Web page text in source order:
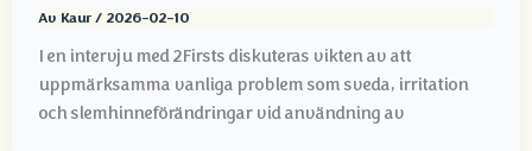
Av Kaur / 2026-02-10
I en intervju med 2Firsts diskuteras vikten av att
uppmärksamma vanliga problem som sveda, irritation
och slemhinneförändringar vid användning av